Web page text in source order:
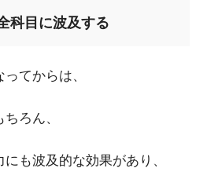
科目に波及する
てからは、
ろん、
も波及的な効果があり、